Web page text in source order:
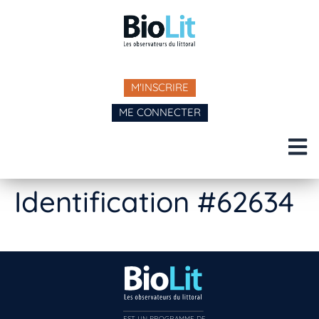
M'INSCRIRE
ME CONNECTER
Identification #62634